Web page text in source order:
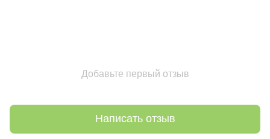
Добавьте первый отзыв
Написать отзыв